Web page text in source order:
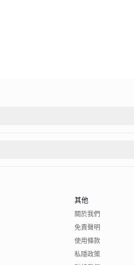
其他
關於我們
免責聲明
使用條款
私隱政策